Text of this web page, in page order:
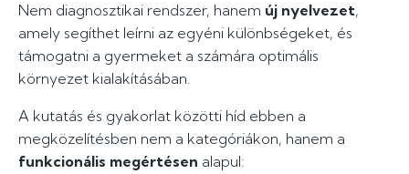
Nem diagnosztikai rendszer, hanem új nyelvezet,
amely segíthet leírni az egyéni különbségeket, és
támogatni a gyermeket a számára optimális
környezet kialakításában.
A kutatás és gyakorlat közötti híd ebben a
megközelítésben nem a kategóriákon, hanem a
funkcionális megértésen alapul: